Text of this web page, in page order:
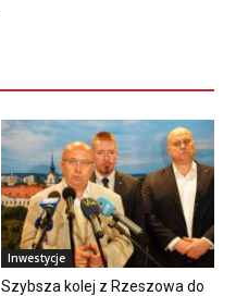
Inwestycje
Szybsza kolej z Rzeszowa do